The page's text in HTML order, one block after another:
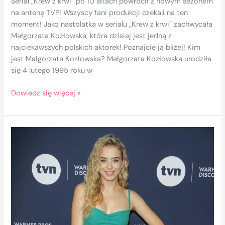
na antenę TVP! Wszyscy fani produkcji czekali na ten
moment! Jako nastolatka w serialu „Krew z krwi” zachwycała
Małgorzata Kozłowska, która dzisiaj jest jedną z
najciekawszych polskich aktorek! Poznajcie ją bliżej! Kim
jest Małgorzata Kozłowska? Małgorzata Kozłowska urodziła
się 4 lutego 1995 roku w
Dowiedz się więcej »
Rozmawiamy